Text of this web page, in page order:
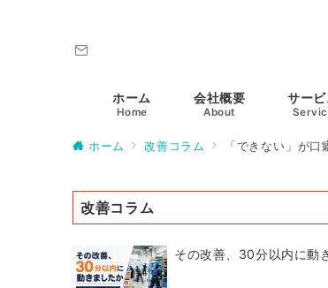
ホーム
Home
会社概要
About
サービ
ホーム 改善コラム 「できない」が口
改善コラム
その改善、30分以内に動